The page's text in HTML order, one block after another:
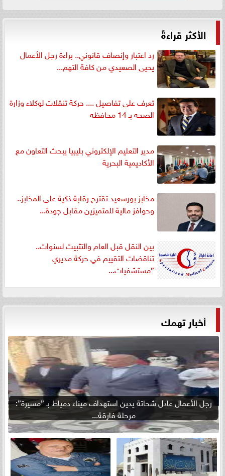
الأكثر قراءةً
رد اعتبار وإنصاف قانوني.. براءة رجل الأعمال
يحيى الصعيدي من كافة التهم...
تعرف على تفاصيل .... حركة تنقلات لوكلاء وزارة
الصحه بـ 14 محافظه
مدير التعليم الإلكتروني بليبيا يبحث التعاون مع
الأكاديمية البحرية
مخابز بورسعيد تقترح رقابة ذكية على المخابز..
وحوافز مالية للمتميزين مقابل جودة...
بين النقل قبل العام والتثبيت لسنوات..
تناقضات التقييم في حركة مديري
”مستشفيات...
أخبار تهمك
رجل الأعمال عادل شحاتة يدين استهداف ميناء دمياط بـ ”مسيرة”:
مرحلة فارقة...